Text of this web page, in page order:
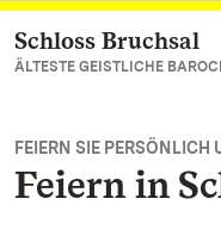
Zum Hauptinhalt
Schloss Bruchsal
ÄLTESTE GEISTLICHE
FEIERN SIE
Feiern in